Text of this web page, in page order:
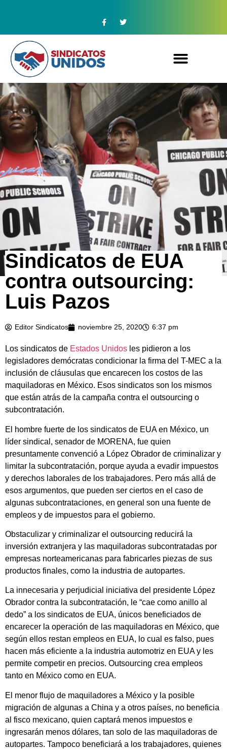
Sindicatos de EUA
contra outsourcing:
Luis Pazos
Editor Sindicatos noviembre 25, 2020 6:37 pm
Los sindicatos de Estados Unidos les pidieron a los
legisladores demócratas condicionar la firma del T-MEC a la
inclusión de cláusulas que encarecen los costos de las
maquiladoras en México. Esos sindicatos son los mismos
que están atrás de la campaña contra el outsourcing o
subcontratación.
El hombre fuerte de los sindicatos de EUA en México, un
líder sindical, senador de MORENA, fue quien
presuntamente convenció a López Obrador de criminalizar y
limitar la subcontratación, porque ayuda a evadir impuestos
y derechos laborales de los trabajadores. Pero más allá de
esos argumentos, que pueden ser ciertos en el caso de
algunas subcontrataciones, en general son una fuente de
empleos y de impuestos para el gobierno.
Obstaculizar y criminalizar el outsourcing reducirá la
inversión extranjera y las maquiladoras subcontratadas por
empresas norteamericanas para fabricarles piezas de sus
productos finales, como la industria de autopartes.
La innecesaria y perjudicial iniciativa del presidente López
Obrador contra la subcontratación, le “cae como anillo al
dedo” a los sindicatos de EUA, únicos beneficiados de
encarecer la operación de las maquiladoras en México, que
según ellos restan empleos en EUA, lo cual es falso, pues
hacen más eficiente a la industria automotriz en EUA y les
permite competir en precios. Outsourcing crea empleos
tanto en México como en EUA.
El menor flujo de maquiladores a México y la posible
migración de algunas a China y a otros países, no beneficia
al fisco mexicano, quien captará menos impuestos e
ingresarán menos dólares, tan solo de las maquiladoras de
autopartes. Tampoco beneficiará a los trabajadores, quienes